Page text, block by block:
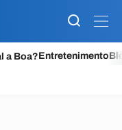
a Boa?Entretenimento